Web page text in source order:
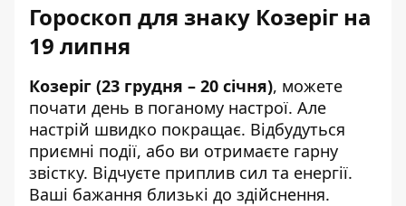
Гороскоп для знаку Козеріг на
19 липня
Козеріг (23 грудня – 20 січня), можете
почати день в поганому настрої. Але
настрій швидко покращає. Відбудуться
приємні події, або ви отримаєте гарну
звістку. Відчуєте приплив сил та енергії.
Ваші бажання близькі до здійснення.